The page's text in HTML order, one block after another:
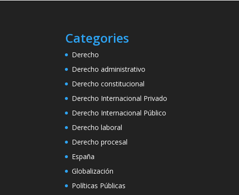
Categories
Derecho
Derecho administrativo
Derecho constitucional
Derecho Internacional Privado
Derecho Internacional Público
Derecho laboral
Derecho procesal
España
Globalización
Políticas Públicas